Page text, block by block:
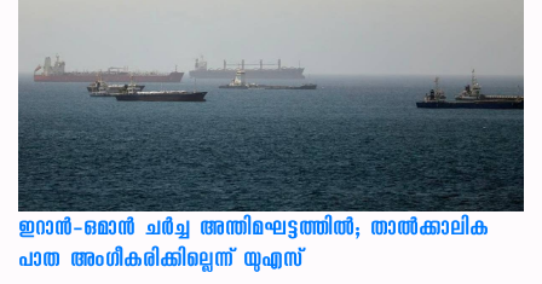
ഇറാന്‍-ഒമാന്‍ ചര്‍ച്ച അന്തിമഘട്ടത്തില്‍; താല്‍ക്കാലിക
പാത അംഗീകരിക്കില്ലെന്ന് യുഎസ്